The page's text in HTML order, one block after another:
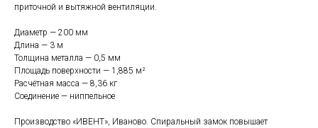
приточной и вытяжной вентиляции.
Диаметр — 200 мм
Длина — 3 м
Толщина металла — 0,5 мм
Площадь поверхности — 1,885 м²
Расчётная масса — 8,36 кг
Соединение — ниппельное
Производство «ИВЕНТ», Иваново. Спиральный замок повышает